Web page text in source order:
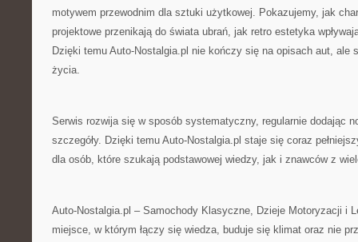
motywem przewodnim dla sztuki użytkowej. Pokazujemy, jak
projektowe przenikają do świata ubrań, jak retro estetyka
Dzięki temu Auto-Nostalgia.pl nie kończy się na opisach aut, ale
życia.
Serwis rozwija się w sposób systematyczny, regularnie dodając
szczegóły. Dzięki temu Auto-Nostalgia.pl staje się coraz
dla osób, które szukają podstawowej wiedzy, jak i znawców z
Auto-Nostalgia.pl – Samochody Klasyczne, Dzieje Motoryzacji i
miejsce, w którym łączy się wiedza, buduje się klimat oraz nie